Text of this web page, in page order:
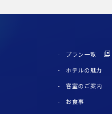
プラン一覧
ホテルの魅力
客室のご案内
お食事